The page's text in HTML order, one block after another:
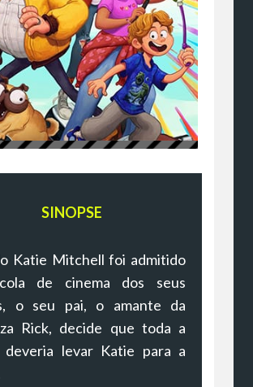
SINOPSE
Katie Mitchell foi admitido
de cinema dos seus
o seu pai, o amante da
Rick, decide que toda a
deveria levar Katie para a